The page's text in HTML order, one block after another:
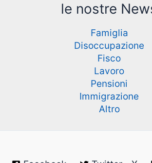
le nostre
Famiglia
Disoccupazione
Fisco
Lavoro
Pensioni
Immigrazione
Altro